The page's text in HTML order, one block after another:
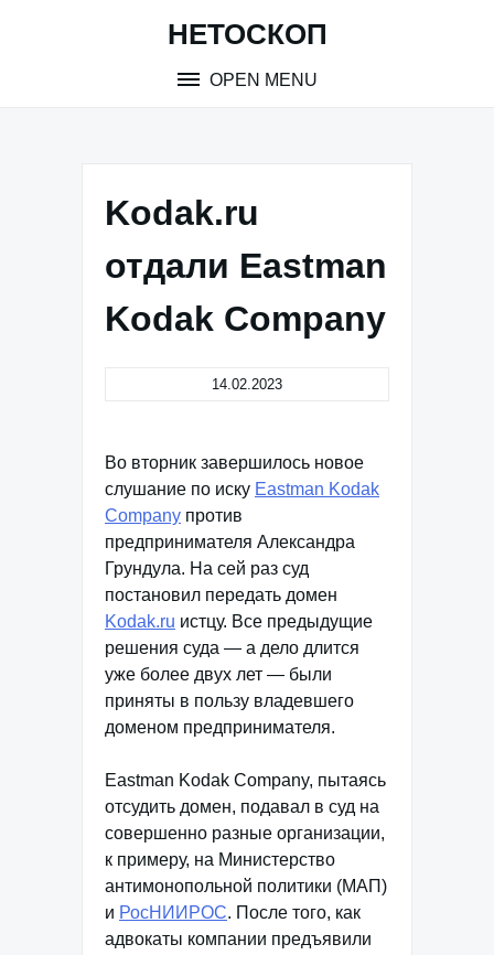
НЕТОСКОП
OPEN MENU
Kodak.ru
отдали Eastman
Kodak Company
14.02.2023
Во вторник завершилось новое
слушание по иску Eastman Kodak
Company против
предпринимателя Александра
Грундула. На сей раз суд
постановил передать домен
Kodak.ru истцу. Все предыдущие
решения суда — а дело длится
уже более двух лет — были
приняты в пользу владевшего
доменом предпринимателя.
Eastman Kodak Company, пытаясь
отсудить домен, подавал в суд на
совершенно разные организации,
к примеру, на Министерство
антимонопольной политики (МАП)
и РосНИИРОС. После того, как
адвокаты компании предъявили